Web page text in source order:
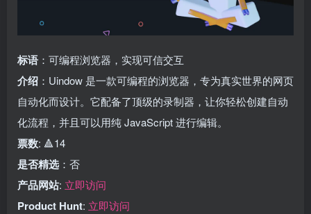
标语 ：可编程浏览器，实现可信交互
介绍 ：Uindow 是一款可编程的浏览器，专为真实世界的网页
自动化而设计。它配备了顶级的录制器，让你轻松创建自动
化流程，并且可以用纯 JavaScript 进行编辑。
票数: 🔺14
是否精选 ：否
产品网站: 立即访问
Product Hunt: 立即访问